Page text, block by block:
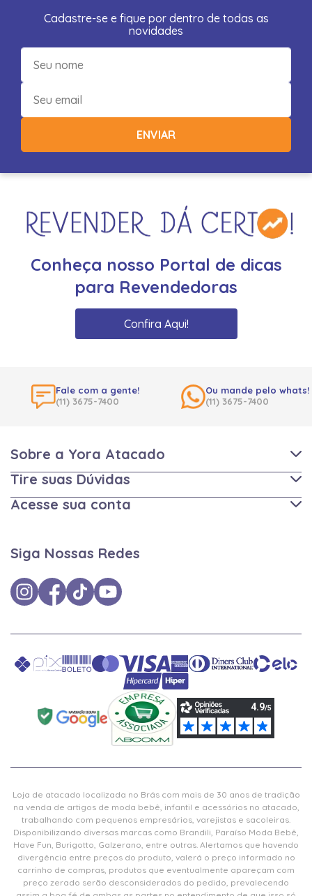
Cadastre-se e fique por dentro de todas as
novidades
ENVIAR
Conheça nosso Portal de dicas
para Revendedoras
Confira Aqui!
Fale com a gente!
(11) 3675-7400
Ou mande pelo whats!
(11) 3675-7400
Sobre a Yora Atacado
Tire suas Dúvidas
Acesse sua conta
Siga Nossas Redes
Loja de atacado localizada no Brás com mais de 30 anos de tradição
na venda de artigos de moda bebê, infantil e acessórios no atacado,
trabalhando com pequenos empresários, varejistas e sacoleiras.
Disponibilizando diversas marcas como Brandili, Paraíso Moda Bebê,
Have Fun, Burigotto, Galzerano, entre outras. Alertamos que havendo
divergência entre preços do produto, valerá o preço informado no
carrinho de compras, produtos que eventualmente apareçam com
preço zerado serão desconsiderados do pedido, prevalecendo